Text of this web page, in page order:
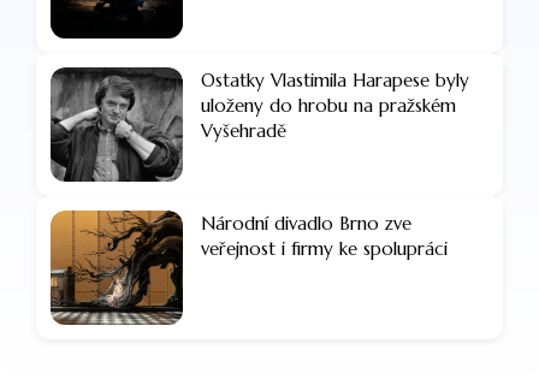
Ostatky Vlastimila Harapese byly
uloženy do hrobu na pražském
Vyšehradě
Národní divadlo Brno zve
veřejnost i firmy ke spolupráci